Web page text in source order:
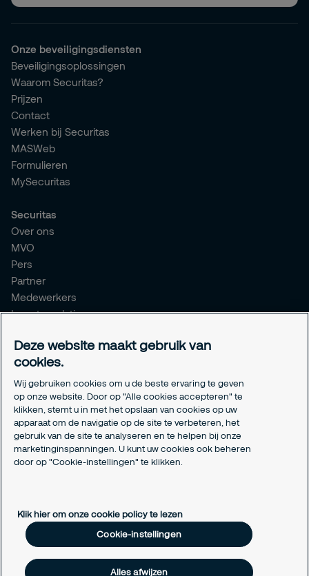
Onze beveiligingsdiensten
Beveiligingsoplossingen
Waarom Securitas?
Prijzen
Contact
Werken bij Securitas
MASWeb
Formulieren
MySecuritas
Securitas
Over ons
MVO
Pers
Partner
Medewerkers
Investor relations
Certificeringen
Aanmeldformulieren installatiepartners
Juridisch
Privacyverklaring
Algemene voorwaarden
Responsible disclosure
Cookie-instellingen
Deze website maakt gebruik van
cookies.
Wij gebruiken cookies om u de beste ervaring te geven
op onze website. Door op "Alle cookies accepteren" te
klikken, stemt u in met het opslaan van cookies op uw
apparaat om de navigatie op de site te verbeteren, het
gebruik van de site te analyseren en te helpen bij onze
marketinginspanningen. U kunt uw cookies ook beheren
door op "Cookie-instellingen" te klikken.
Klik hier om onze cookie policy te lezen
Cookie-instellingen
Alles afwijzen